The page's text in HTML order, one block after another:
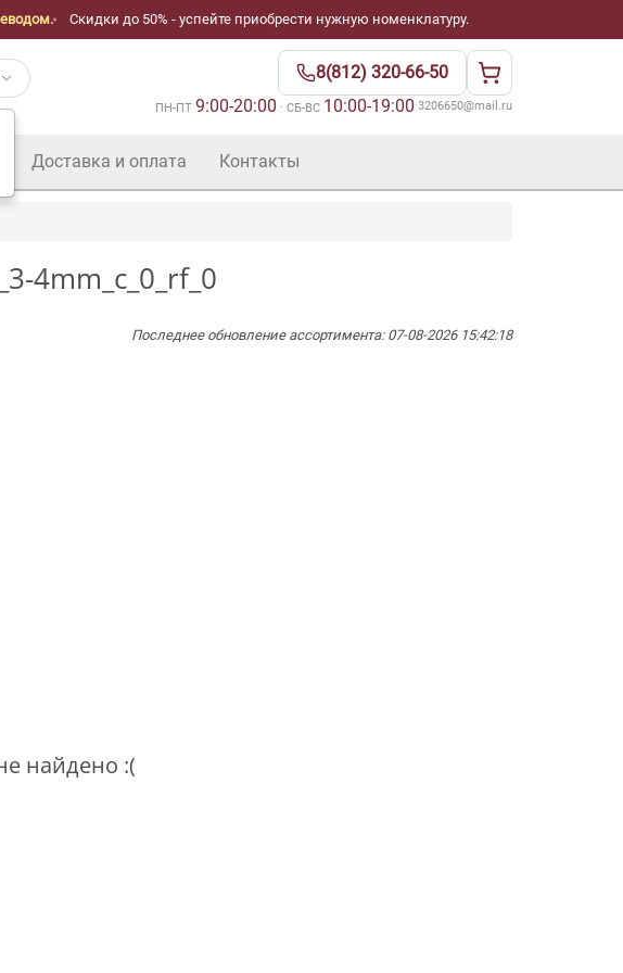
Скидки до 50% - успейте приобрести нужную номенклатуру.
8(812) 320-66-50
ПН-ПТ 9:00-20:00 · СБ-ВС 10:00-19:00·3206650@mail.ru
Доставка и оплата Контакты
4mm_c_0_rf_0
Последнее обновление ассортимента: 07-08-2026 15:42:18
найдено :(